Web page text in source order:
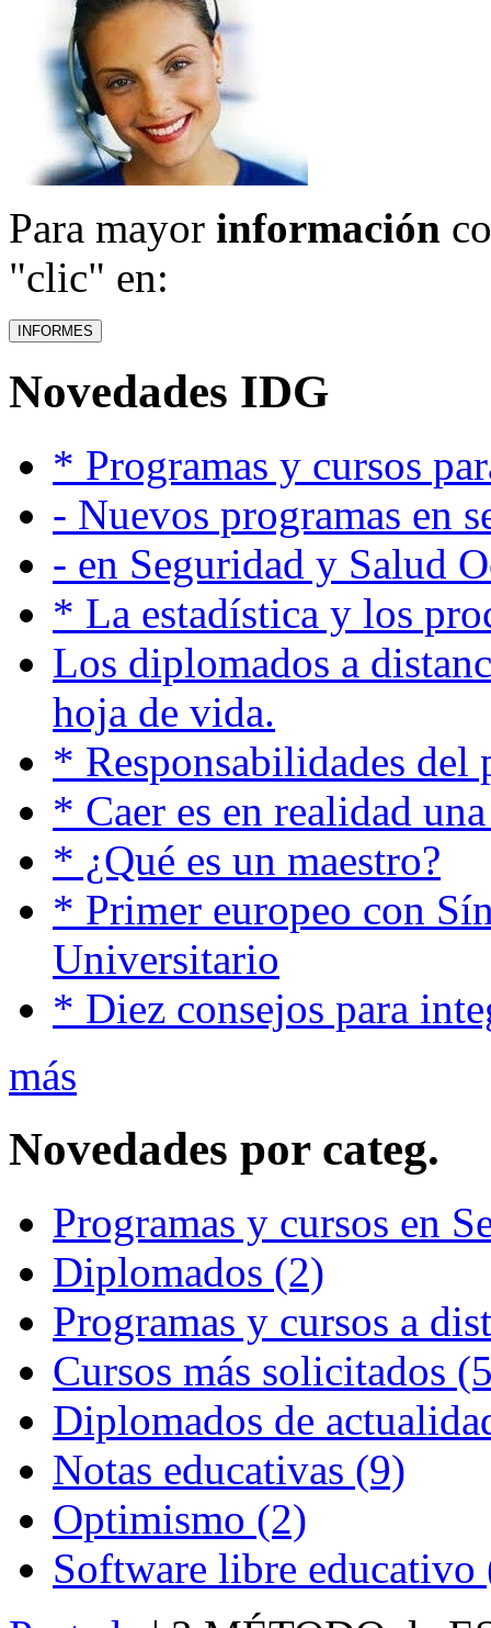
Para mayor información
"clic" en:
Novedades IDG
* Programas y cursos
- Nuevos programas en
- en Seguridad y Salud
* La estadística y los
Los diplomados a
hoja de vida.
* Responsabilidades del
* Caer es en realidad
* ¿Qué es un maestro?
* Primer europeo con
Universitario
* Diez consejos para
más
Novedades por categ.
Programas y cursos en
Diplomados (2)
Programas y cursos a
Cursos más solicitados
Diplomados de
Notas educativas (9)
Optimismo (2)
Software libre educativo